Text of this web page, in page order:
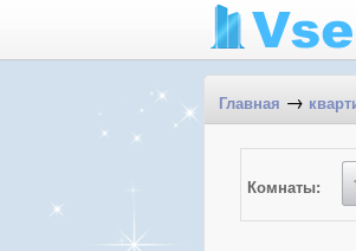
Главная →
Комнаты: